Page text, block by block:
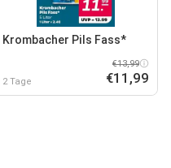
Krombacher Pils Fass*
2 Tage
€13,99
€11,99